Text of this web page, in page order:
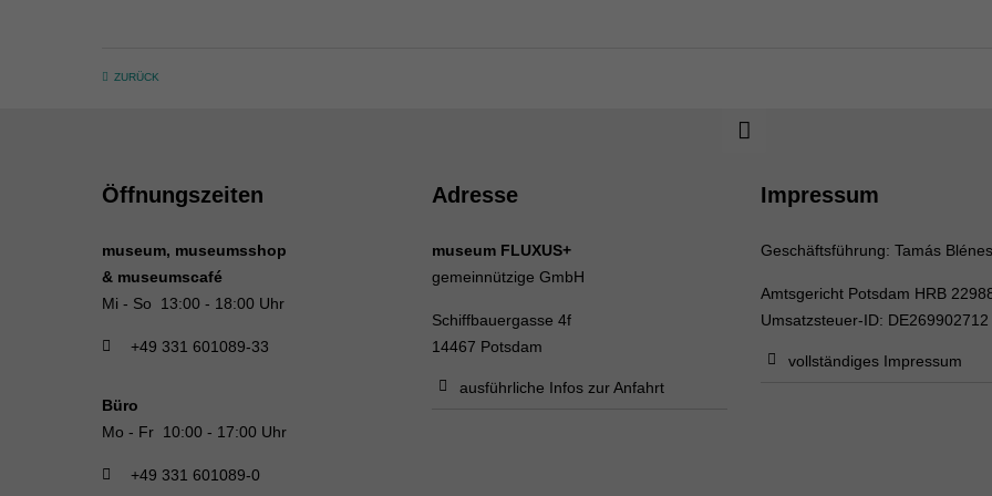
ZURÜCK
Öffnungszeiten
museum, museumsshop
& museumscafé
Mi - So 13:00 - 18:00 Uhr
+49 331 601089-33
Büro
Mo - Fr 10:00 - 17:00 Uhr
+49 331 601089-0
Adresse
museum FLUXUS+
gemeinnützige GmbH
Schiffbauergasse 4f
14467 Potsdam
ausführliche Infos zur Anfahrt
Impressum
Geschäftsführung: Tamás
Amtsgericht Potsdam HRB
Umsatzsteuer-ID: DE269902712
vollständiges Impressum